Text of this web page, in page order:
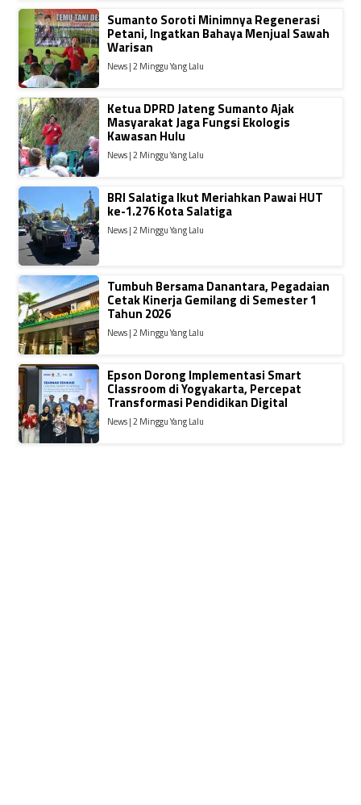
Sumanto Soroti Minimnya Regenerasi
Petani, Ingatkan Bahaya Menjual Sawah
Warisan
News | 2 Minggu Yang Lalu
Ketua DPRD Jateng Sumanto Ajak
Masyarakat Jaga Fungsi Ekologis
Kawasan Hulu
News | 2 Minggu Yang Lalu
BRI Salatiga Ikut Meriahkan Pawai HUT
ke-1.276 Kota Salatiga
News | 2 Minggu Yang Lalu
Tumbuh Bersama Danantara, Pegadaian
Cetak Kinerja Gemilang di Semester 1
Tahun 2026
News | 2 Minggu Yang Lalu
Epson Dorong Implementasi Smart
Classroom di Yogyakarta, Percepat
Transformasi Pendidikan Digital
News | 2 Minggu Yang Lalu